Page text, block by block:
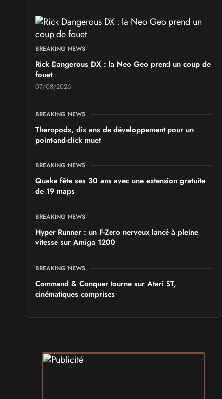
BREAKING NEWS
Rick Dangerous DX : la Neo Geo prend un coup de
fouet
07/08/2026
BREAKING NEWS
Theropods, dix ans de développement pour un
point-and-click muet
BREAKING NEWS
Quake fête ses 30 ans avec une extension gratuite
de 19 maps
BREAKING NEWS
Hyper Runner : un F-Zero nerveux lancé à pleine
vitesse sur Amiga 1200
BREAKING NEWS
Command & Conquer tourne sur Atari ST,
cinématiques comprises